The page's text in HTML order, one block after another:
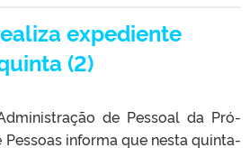
expediente
(2)
de Pessoal da Pró-
Pessoas informa que nesta quinta-